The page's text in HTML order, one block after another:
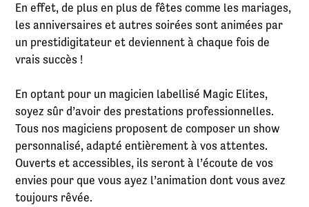
En effet, de plus en plus de fêtes comme les mariages,
les anniversaires et autres soirées sont animées par
un prestidigitateur et deviennent à chaque fois de
vrais succès !
En optant pour un magicien labellisé Magic Elites,
soyez sûr d’avoir des prestations professionnelles.
Tous nos magiciens proposent de composer un show
personnalisé, adapté entièrement à vos attentes.
Ouverts et accessibles, ils seront à l’écoute de vos
envies pour que vous ayez l’animation dont vous avez
toujours rêvée.